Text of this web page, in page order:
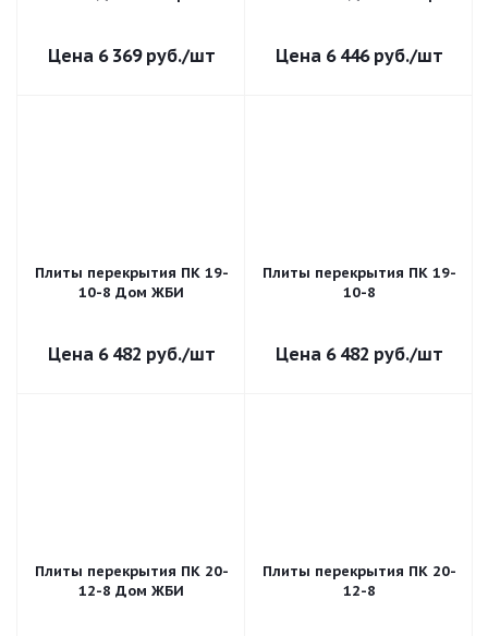
6 369руб./шт 6 446руб./шт
Плиты перекрытия ПК 19-
10-8 Дом ЖБИ
6 482 руб./шт
Плиты перекрытия ПК 19-
10-8
6 482 руб./шт
Плиты перекрытия ПК 20-
12-8 Дом ЖБИ
Плиты перекрытия ПК 20-
12-8